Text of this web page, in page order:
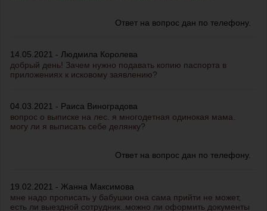
Ответ на вопрос дан по телефону.
14.05.2021 - Людмила Королева
добрый день! Зачем нужно подавать копию паспорта в
приложениях к исковому заявлению?
04.03.2021 - Раиса Виноградова
вопрос о выписке на лес. я многодетная одинокая мама.
могу ли я выписать себе делянку?
Ответ на вопрос дан по телефону.
19.02.2021 - Жанна Максимова
мне надо прописать у бабушки она сама прийти не может,
есть ли выездной сотрудник..можно ли оформить документы